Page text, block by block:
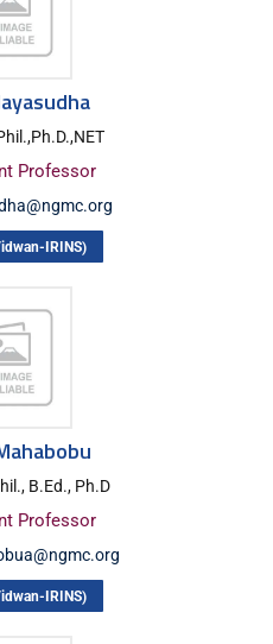
Professor
IRINS)
B.Ed., Ph.D
Professor
IRINS)